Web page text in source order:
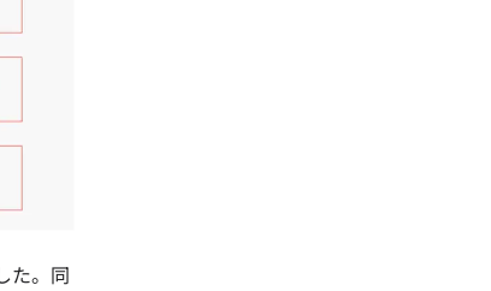
た。同